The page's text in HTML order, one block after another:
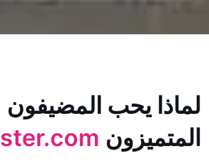
المضيفون
Cleanster.com